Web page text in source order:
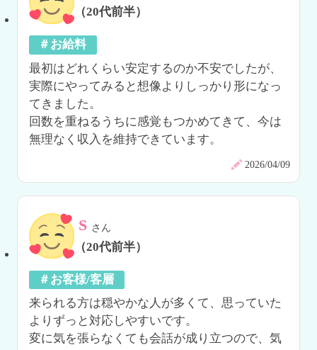
（20代前半）
＃お給料
最初はどれくらい安定するのか不安でしたが、
実際にやってみると想像よりしっかり形になっ
てきました。
回数を重ねるうちに感覚もつかめてきて、今は
無理なく収入を維持できています。
2026/04/09
S さん
（20代前半）
＃お客様/客層
来られる方は穏やかな人が多くて、思っていた
よりずっと対応しやすいです。
変に気を張らなくても会話が成り立つので、気